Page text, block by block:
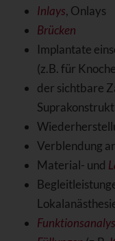
Inlays, Onlays
Brücken
Implantate
(z.B. für
der sichtbare
Verblendung
Material- und